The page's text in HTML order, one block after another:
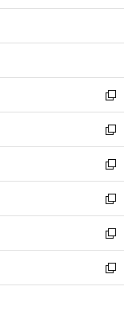
開
ウ
開
ン
ウ
開
く
ウ
ン
ウ
で
開
く
し
ウ
ン
ド
ウ
で
開
く
新
し
い
ウ
ィ
ン
ド
ウ
で
開
く
新
し
い
ウ
ィ
ン
ド
ウ
で
開
新
し
い
ウ
ィ
ン
ド
ウ
新
し
い
ウ
ィ
ン
新
し
い
ウ
新
し